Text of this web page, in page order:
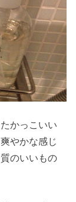
かっこいい
やかな感じ
のいいもの